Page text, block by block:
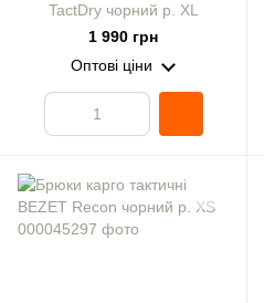
TactDry чорний р. XL
1 990 грн
Оптові ціни